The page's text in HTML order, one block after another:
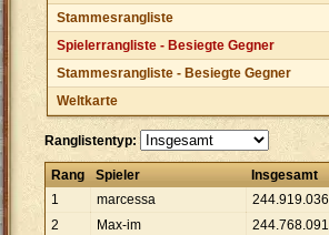
Stammesrangliste
Spielerrangliste - Besiegte Gegner
Stammesrangliste - Besiegte Gegner
Weltkarte
Ranglistentyp:
Rang Spieler
Insgesamt
1
marcessa 244.919.036
2
Max-im 244.768.091